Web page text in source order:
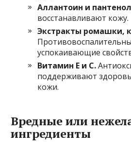
Аллантоин и
восстанавливают кожу.
Экстракты ромашки,
успокаивающие
Витамин Е и С.
поддерживают
кожи.
Вредные или
ингредиенты